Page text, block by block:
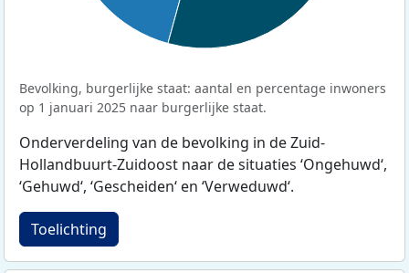
Bevolking, burgerlijke staat: aantal en percentage inwoners
op 1 januari 2025 naar burgerlijke staat.
Onderverdeling van de bevolking in de Zuid-
Hollandbuurt-Zuidoost naar de situaties ‘Ongehuwd‘,
‘Gehuwd‘, ‘Gescheiden‘ en ‘Verweduwd‘.
Toelichting